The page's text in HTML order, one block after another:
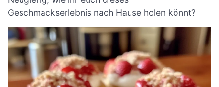
Geschmackserlebnis nach Hause holen könnt?